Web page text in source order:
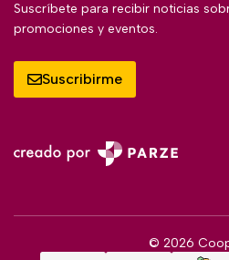
Suscríbete para recibir noticias
promociones y eventos.
Suscribirme
© 2026